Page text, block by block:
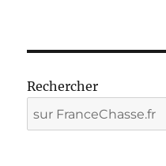
Rechercher